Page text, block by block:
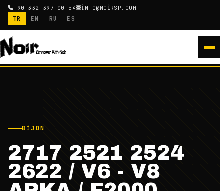
+90 332 397 00 54 INFO@NOIRSP.COM
TR EN RU ES
BIJON
2717 2521 2524
2622 / V6 - V8